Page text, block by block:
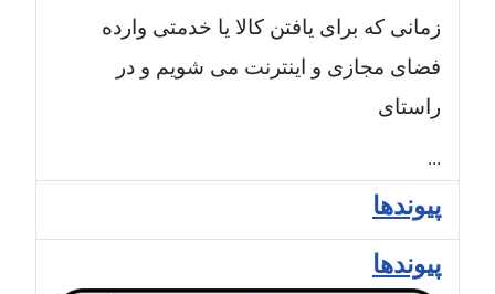
زمانی که برای یافتن کالا یا خدمتی وارده
فضای مجازی و اینترنت می شویم و در
راستای
...
پیوندها
پیوندها